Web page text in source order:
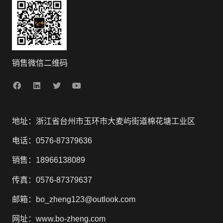
销售微信二维码
地址：浙江省台州市玉环市大麦屿街道棉花塘工业区
电话：0576-87379636
销售：18966138089
传真：0576-87379637
邮箱：bo_zheng123@outlook.com
网址：www.bo-zheng.com